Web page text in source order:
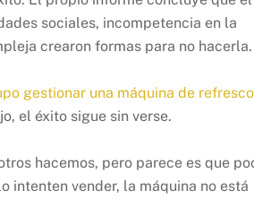
sociales, incompetencia en la
crearon formas para no hacerla.
gestionar una máquina de
el éxito sigue sin verse.
hacemos, pero parece es que
intenten vender, la máquina no está